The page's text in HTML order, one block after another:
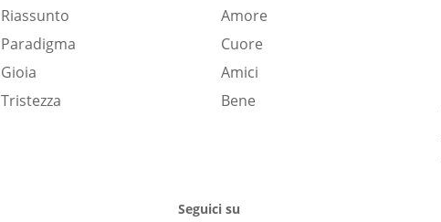
Riassunto
Paradigma
Gioia
Tristezza
Amore
Cuore
Amici
Bene
Seguici su